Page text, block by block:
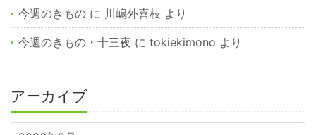
今週のきもの に 川嶋外喜枝 より
今週のきもの・十三夜 にtokiekimono より
アーカイブ